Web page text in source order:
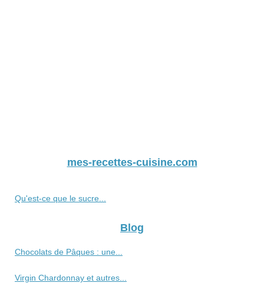
mes-recettes-cuisine.com
Qu'est-ce que le sucre...
Blog
Chocolats de Pâques : une...
Virgin Chardonnay et autres...